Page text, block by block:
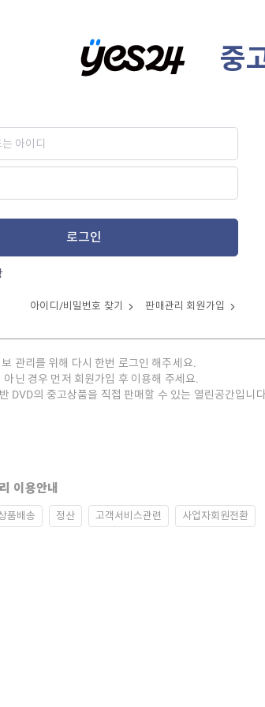
중
로그인
아이디/비밀번호 찾기 판매관리 회원가입
관리를 위해 다시 한번 로그인 해주세요.
아닌 경우 먼저 회원가입 후 이용해 주세요.
DVD의 중고상품을 직접 판매할 수 있는 열린공간입니
이용안내
품배송 정산 고객서비스관련 사업자회원전환